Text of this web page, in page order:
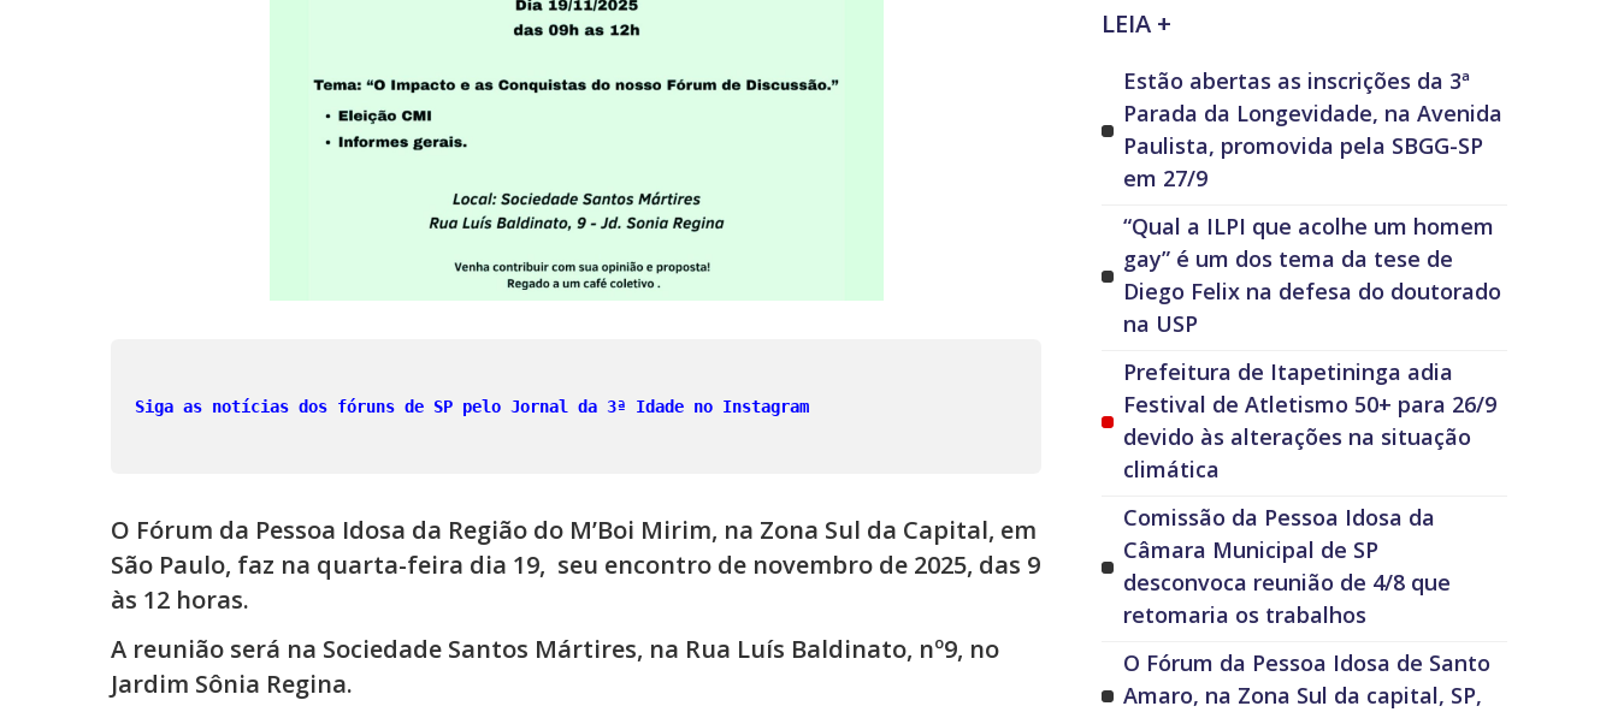
Siga as notícias dos fóruns de SP pelo Jornal da 3ª Idade no Instagram
O Fórum da Pessoa Idosa da Região do M’Boi Mirim, na Zona Sul da Capital, em
São Paulo, faz na quarta-feira dia 19, seu encontro de novembro de 2025, das 9
às 12 horas.
A reunião será na Sociedade Santos Mártires, na Rua Luís Baldinato, nº9, no
Jardim Sônia Regina.
LEIA +
Estão abertas as inscrições da 3ª
Parada da Longevidade, na Avenida
Paulista, promovida pela SBGG-SP
em 27/9
“Qual a ILPI que acolhe um homem
gay” é um dos tema da tese de
Diego Felix na defesa do doutorado
na USP
Prefeitura de Itapetininga adia
Festival de Atletismo 50+ para 26/9
devido às alterações na situação
climática
Comissão da Pessoa Idosa da
Câmara Municipal de SP
desconvoca reunião de 4/8 que
retomaria os trabalhos
O Fórum da Pessoa Idosa de Santo
Amaro, na Zona Sul da capital, SP,